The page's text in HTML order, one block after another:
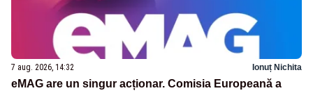
7 aug. 2026, 14:32 Ionuț Nichita
eMAG are un singur acționar. Comisia Europeană a